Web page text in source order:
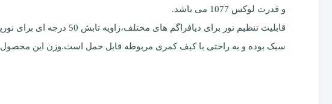
و قدرت لوکس 1077 می باشد.
قابلیت تنظیم نور برای دیافراگم های مختلف،زاویه تابش 50 درجه ای برای نورپردازی،کنترل نوردهی از
سبک بوده و به راحتی با کیف کمری مربوطه قابل حمل است.وزن این محصول 345 گرم است.